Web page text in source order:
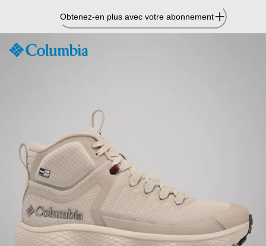
contenu
Obtenez-en plus avec votre abonnement